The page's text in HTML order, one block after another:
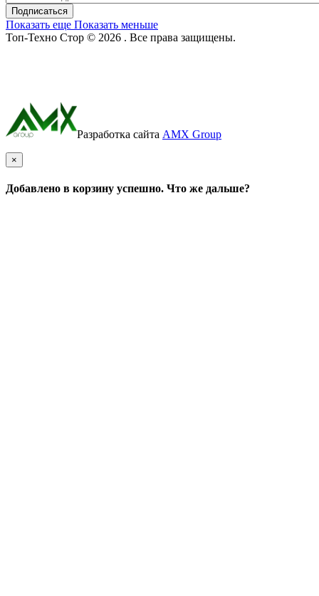
Подписаться
Показать еще Показать меньше
Топ-Техно Стор © 2026 . Все права защищены.
Разработка сайта AMX Group
×
Добавлено в корзину успешно. Что же дальше?